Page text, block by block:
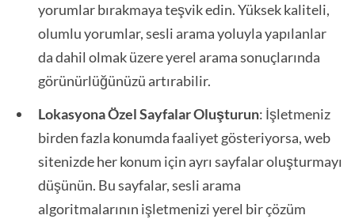
yorumlar bırakmaya teşvik edin. Yüksek kaliteli,
olumlu yorumlar, sesli arama yoluyla yapılanlar
da dahil olmak üzere yerel arama sonuçlarında
görünürlüğünüzü artırabilir.
Lokasyona Özel Sayfalar Oluşturun: İşletmeniz
birden fazla konumda faaliyet gösteriyorsa, web
sitenizde her konum için ayrı sayfalar oluşturmayı
düşünün. Bu sayfalar, sesli arama
algoritmalarının işletmenizi yerel bir çözüm